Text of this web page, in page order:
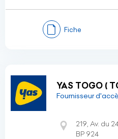
Fiche
YAS TOGO (
Fournisseur
219, Av. du
BP 924